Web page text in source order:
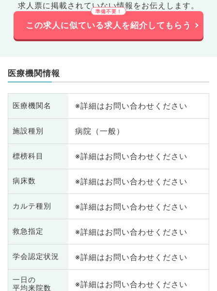
求人票に掲載されていない情報をお伝えします。
この求人に似ている求人を紹介してもらう
医療機関情報
医療機関名 ※詳細はお問い合わせください
施設種別 病院（一般）
標榜科目 ※詳細はお問い合わせください
病床数 ※詳細はお問い合わせください
カルテ種別 ※詳細はお問い合わせください
救急指定 ※詳細はお問い合わせください
学会認定状況 ※詳細はお問い合わせください
一日の
平均来院数
※詳細はお問い合わせください